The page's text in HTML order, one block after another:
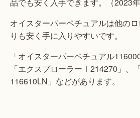
品でも安く入手できます。（2023年
オイスターパーペチュアルは他の
りも安く手に入りやすいです。
「オイスターパーペチュアル
「エクスプローラーⅠ214270」、
116610LN」などがあります。